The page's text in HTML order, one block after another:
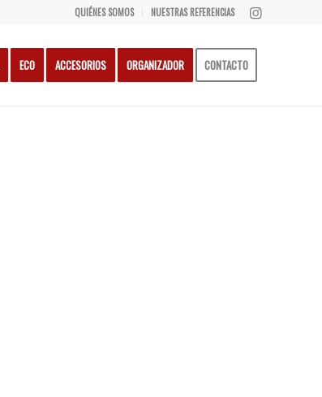
QUIÉNES SOMOS NUESTRAS REFERENCIAS
ECO ACCESORIOS ORGANIZADOR CONTACTO